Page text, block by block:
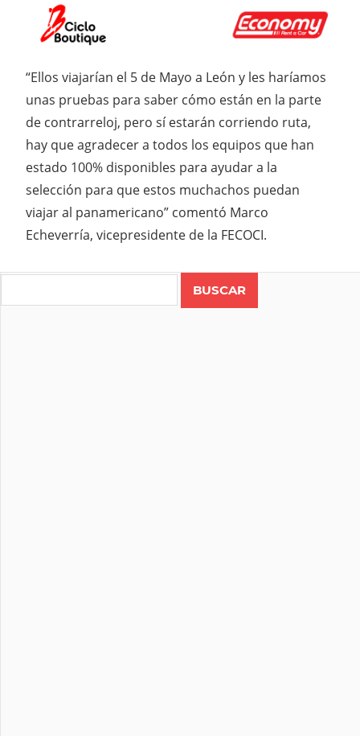
“Ellos viajarían el 5 de Mayo a León y les haríamos
unas pruebas para saber cómo están en la parte
de contrarreloj, pero sí estarán corriendo ruta,
hay que agradecer a todos los equipos que han
estado 100% disponibles para ayudar a la
selección para que estos muchachos puedan
viajar al panamericano” comentó Marco
Echeverría, vicepresidente de la FECOCI.